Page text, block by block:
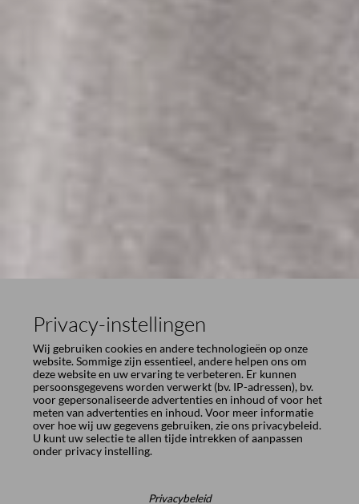
Privacy-instellingen
Wij gebruiken cookies en andere technologieën op onze
website. Sommige zijn essentieel, andere helpen ons om
deze website en uw ervaring te verbeteren. Er kunnen
persoonsgegevens worden verwerkt (bv. IP-adressen), bv.
voor gepersonaliseerde advertenties en inhoud of voor het
meten van advertenties en inhoud. Voor meer informatie
over hoe wij uw gegevens gebruiken, zie ons privacybeleid.
U kunt uw selectie te allen tijde intrekken of aanpassen
onder privacy instelling.
Privacybeleid